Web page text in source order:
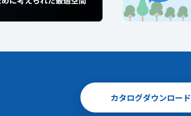
カタログダウンロード